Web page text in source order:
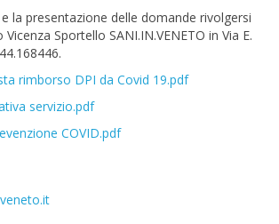
la presentazione delle domande rivolgersi
Sportello SANI.IN.VENETO in Via E.
rimborso DPI da Covid 19.pdf
servizio.pdf
COVID.pdf